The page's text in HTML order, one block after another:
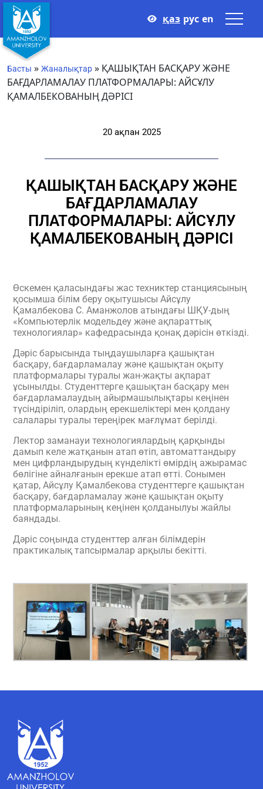
қаз рус en
Басты » Жаналықтар » ҚАШЫҚТАН БАСҚАРУ ЖӘНЕ
БАҒДАРЛАМАЛАУ ПЛАТФОРМАЛАРЫ: АЙСҰЛУ
ҚАМАЛБЕКОВАНЫҢ ДӘРІСІ
20 ақпан 2025
ҚАШЫҚТАН БАСҚАРУ ЖӘНЕ
БАҒДАРЛАМАЛАУ
ПЛАТФОРМАЛАРЫ: АЙСҰЛУ
ҚАМАЛБЕКОВАНЫҢ ДӘРІСІ
Өскемен қаласындағы жас техниктер станциясының
қосымша білім беру оқытушысы Айсұлу
Қамалбекова С. Аманжолов атындағы ШҚУ-дың
«Компьютерлік модельдеу және ақпараттық
технологиялар» кафедрасында қонақ дәрісін өткізді.
Дәріс барысында тыңдаушыларға қашықтан
басқару, бағдарламалау және қашықтан оқыту
платформалары туралы жан-жақты ақпарат
ұсынылды. Студенттерге қашықтан басқару мен
бағдарламалаудың айырмашылықтары кеңінен
түсіндіріліп, олардың ерекшеліктері мен қолдану
салалары туралы тереңірек мағлұмат берілді.
Лектор заманауи технологиялардың қарқынды
дамып келе жатқанын атап өтіп, автоматтандыру
мен цифрландырудың күнделікті өмірдің ажырамас
бөлігіне айналғанын ерекше атап өтті. Сонымен
қатар, Айсұлу Қамалбекова студенттерге қашықтан
басқару, бағдарламалау және қашықтан оқыту
платформаларының кеңінен қолданылуы жайлы
баяндады.
Дәріс соңында студенттер алған білімдерін
практикалық тапсырмалар арқылы бекітті.